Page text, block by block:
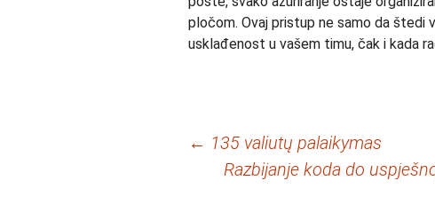
pločom. Ovaj pristup ne samo da štedi
usklađenost u vašem timu, čak i kada
← 135 valiutų palaikymas
Razbijanje koda do